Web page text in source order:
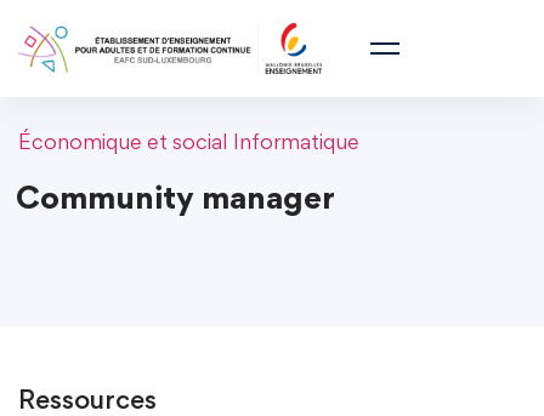
Économique et social Informatique
Community manager
Ressources